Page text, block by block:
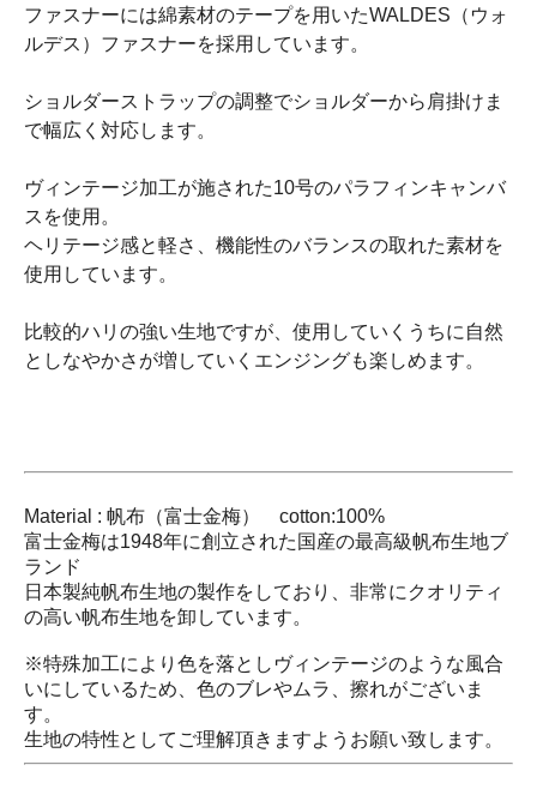
ファスナーには綿素材のテープを用いたWALDES（ウォ
ルデス）ファスナーを採用しています。
ショルダーストラップの調整でショルダーから肩掛けま
で幅広く対応します。
ヴィンテージ加工が施された10号のパラフィンキャンバ
スを使用。
ヘリテージ感と軽さ、機能性のバランスの取れた素材を
使用しています。
比較的ハリの強い生地ですが、使用していくうちに自然
としなやかさが増していくエンジングも楽しめます。
Material : 帆布（富士金梅） cotton:100%
富士金梅は1948年に創立された国産の最高級帆布生地ブ
ランド
日本製純帆布生地の製作をしており、非常にクオリティ
の高い帆布生地を卸しています。
※特殊加工により色を落としヴィンテージのような風合
いにしているため、色のブレやムラ、擦れがございま
す。
生地の特性としてご理解頂きますようお願い致します。